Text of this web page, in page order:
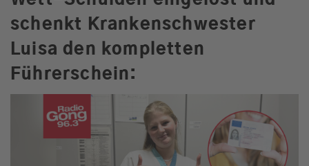
schenkt Krankenschwester
Luisa den kompletten
Führerschein: